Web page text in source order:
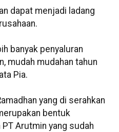
dapat menjadi ladang
banyak penyaluran
mudah mudahan tahun
Pia.
yang di serahkan
bentuk
Arutmin yang sudah